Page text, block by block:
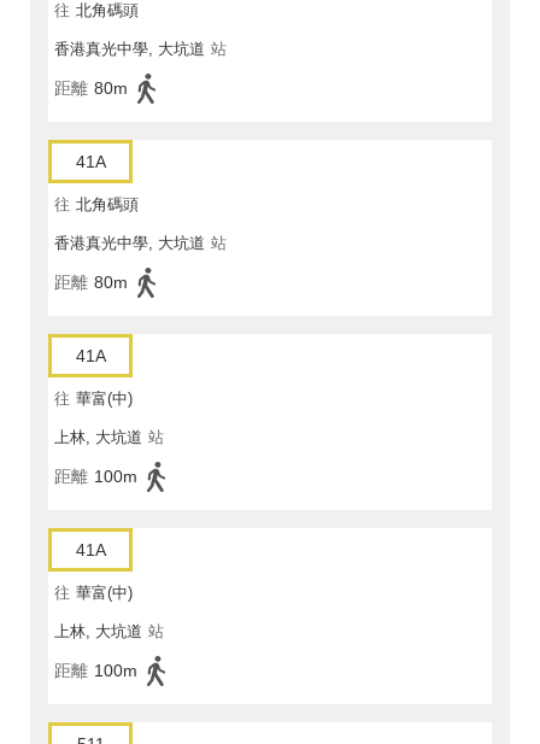
往 北角碼頭
香港真光中學, 大坑道 站
距離 80m
41A
往 北角碼頭
香港真光中學, 大坑道 站
距離 80m
41A
往 華富(中)
上林, 大坑道 站
距離 100m
41A
往 華富(中)
上林, 大坑道 站
距離 100m